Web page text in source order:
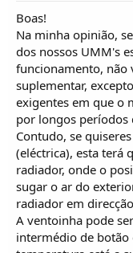
Boas!
Na minha opinião,
dos nossos UMM's
funcionamento, não
suplementar,
exigentes em que o
por longos períodos
Contudo, se
(eléctrica), esta terá
radiador, onde o
sugar o ar do
radiador em
A ventoinha pode
intermédio de botão